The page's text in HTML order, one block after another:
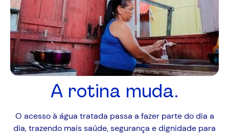
A rotina muda.
O acesso à água tratada passa a fazer parte do dia a
dia, trazendo mais saúde, segurança e dignidade para